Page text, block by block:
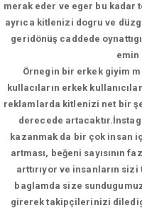
merak eder ve eger bu
ayrıca kitlenizi dogru ve
geridönüş caddede
Örnegin bir erkek giyim
kullacıların erkek
reklamlarda kitlenizi net bir
derecede
kazanmak da bir çok insan
artması, beğeni sayısının
arttırıyor ve insanların
baglamda size
girerek takipçilerinizi